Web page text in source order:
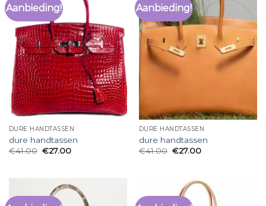
Aanbieding!
DURE HANDTASSEN
dure handtassen
€41.00 €27.00
Aanbieding!
DURE HANDTASSEN
dure handtassen
€41.00 €27.00